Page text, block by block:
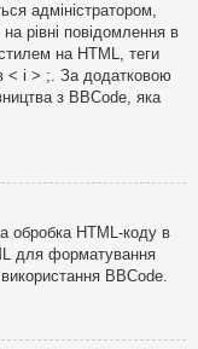
адміністратором,
рівні повідомлення в
на HTML, теги
< і > ;. За додатковою
з BBCode, яка
обробка HTML-коду в
для форматування
BBCode.